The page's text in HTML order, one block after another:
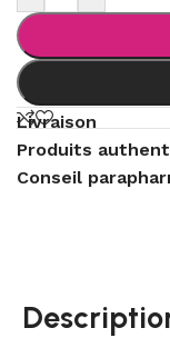
Livraison
Produits
Conseil